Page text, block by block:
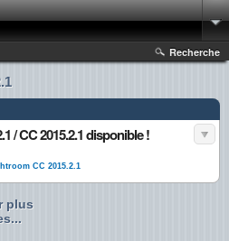
Recherche
/ CC 2015.2.1 disponible !
CC 2015.2.1
plus